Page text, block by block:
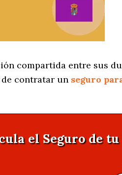
compartida entre sus
de contratar un seguro
el Seguro de